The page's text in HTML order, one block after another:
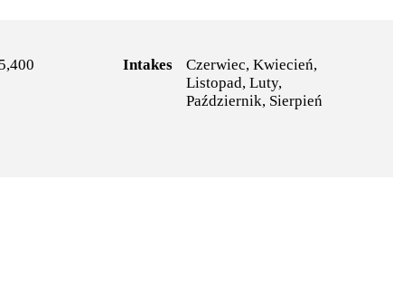
Intakes
Czerwiec, Kwiecień,
Listopad, Luty,
Październik, Sierpień